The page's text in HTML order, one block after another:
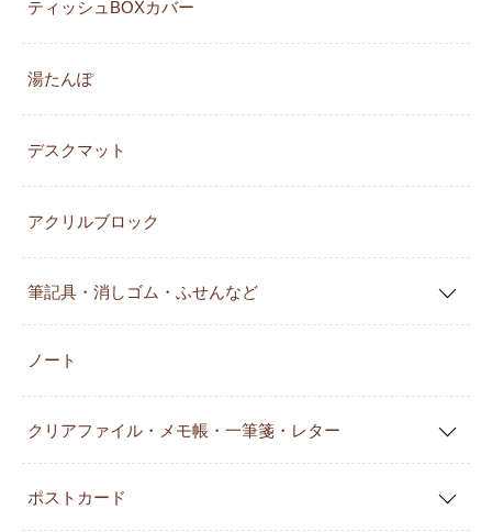
ティッシュBOXカバー
湯たんぽ
デスクマット
アクリルブロック
筆記具・消しゴム・ふせんなど
ノート
クリアファイル・メモ帳・一筆箋・レター
ポストカード